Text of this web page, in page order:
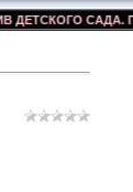
САДА.